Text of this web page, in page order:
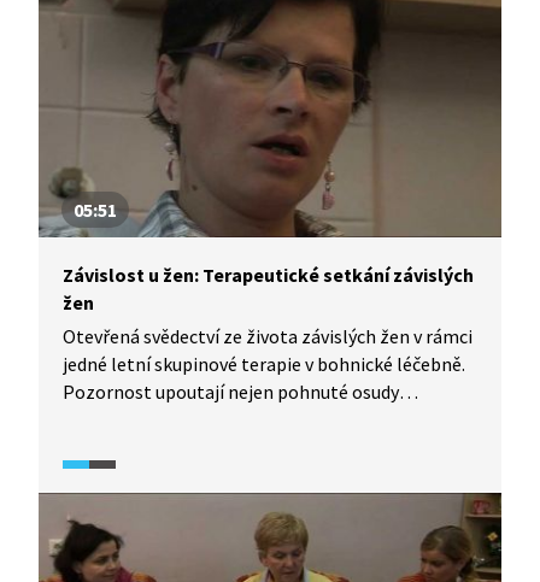
v situaci jasno s pomocí rodinných konstelací
a doufá, že najde dostatek síly vzdorovat sestře.
Vybojuje si Ela svou abstinencí dceru zpět?
05:51
Závislost u žen: Terapeutické setkání závislých
žen
Otevřená svědectví ze života závislých žen v rámci
jedné letní skupinové terapie v bohnické léčebně.
Pozornost upoutají nejen pohnuté osudy
reagují, nabízejí si vzájemně řešení, povzbuzují se,
jiné se bojí, že už své problémy vyřešit nedokážou.